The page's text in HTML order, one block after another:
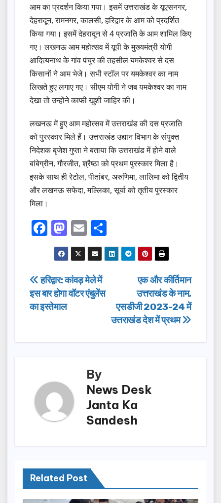
आम का प्रदर्शन किया गया। इसमें उत्तराखंड के यूएसनगर,
देहरादून, रामनगर, कालसी, हरिद्वार के आम को प्रदर्शित
किया गया। इसमें देहरादून से 4 प्रजाति के आम शामिल किए
गए। लखनऊ आम महोत्सव में यूपी के मुख्यमंत्री योगी
आदित्यनाथ के गांव पंचुर की तहसील यमकेश्वर से दस
किसानों ने आम भेजे। सभी स्टॉल पर यमकेश्वर का नाम
लिखते हुए लगाए गए। सीएम योगी ने जब यमकेश्वर का नाम
देखा तो उन्होंने काफी खुशी जाहिर की।
लखनऊ में हुए आम महोत्सव में उत्तराखंड की दस प्रजाति
को पुरस्कार मिले हैं। उत्तराखंड उद्यान विभाग के संयुक्त
निदेशक बृजेश गुप्ता ने बताया कि उत्तराखंड में होने वाले
बांबेग्रीन, गौरजीत, श्रैष्ठा को प्रथम पुरस्कार मिला है।
इसके साथ ही रेटोल, पीतांबर, अरुणिमा, लालिमा को द्वितीय
और लखनऊ सफेदा, मल्लिका, सूर्या को तृतीय पुरस्कार
मिला।
F
a
c
e
b
o
k
M
a
st
o
d
o
E
m
ail
h
ar
Post
navigation
एक और कीर्तिमान
उत्तराखंड के नाम,
एसडीजी 2023-24 में
उत्तराखंड देश में प्रथम
हरिद्वार: कांवड़ मेले में
इस बार होगा वॉटर एंबुलेंस
का इस्तेमाल
By
News Desk
Janta Ka
Sandesh
Related Post